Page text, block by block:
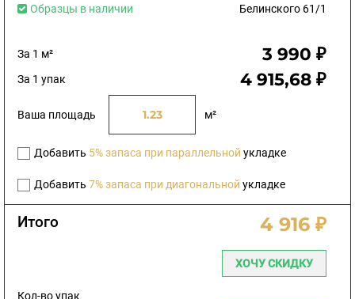
Образцы в наличии Белинского 61/1
За 1 м² 3 990 ₽
За 1 упак 4 915,68 ₽
Ваша площадь м²
Добавить 5% запаса при параллельной укладке
Добавить 7% запаса при диагональной укладке
Итого 4 916 ₽
ХОЧУ СКИДКУ
Кол-во упак